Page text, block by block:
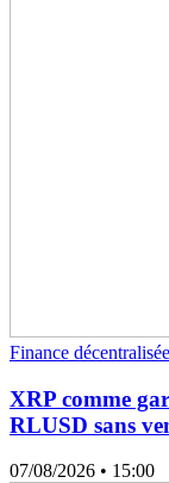
Finance décentralisée
XRP comme
RLUSD sans
07/08/2026 • 15:00